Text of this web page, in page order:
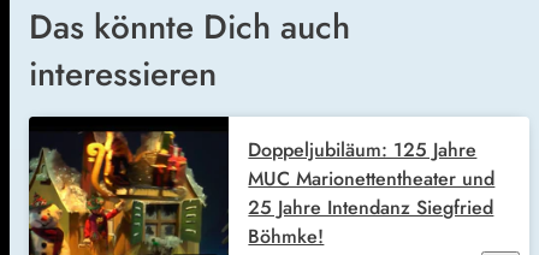
Das könnte Dich auch
interessieren
Doppeljubiläum: 125 Jahre
MUC Marionettentheater und
25 Jahre Intendanz Siegfried
Böhmke!